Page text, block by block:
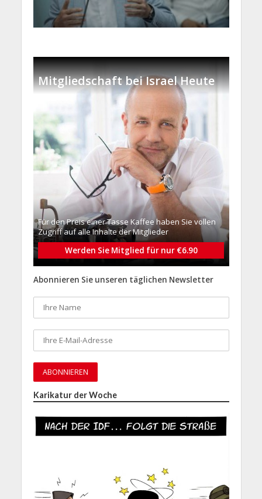
Mitgliedschaft bei Israel Heute
Für den Preis einer Tasse Kaffee haben Sie vollen
Zugriff auf alle Inhalte der Mitglieder
Werden Sie Mitglied für nur €6.90
Abonnieren Sie unseren täglichen Newsletter
Karikatur der Woche